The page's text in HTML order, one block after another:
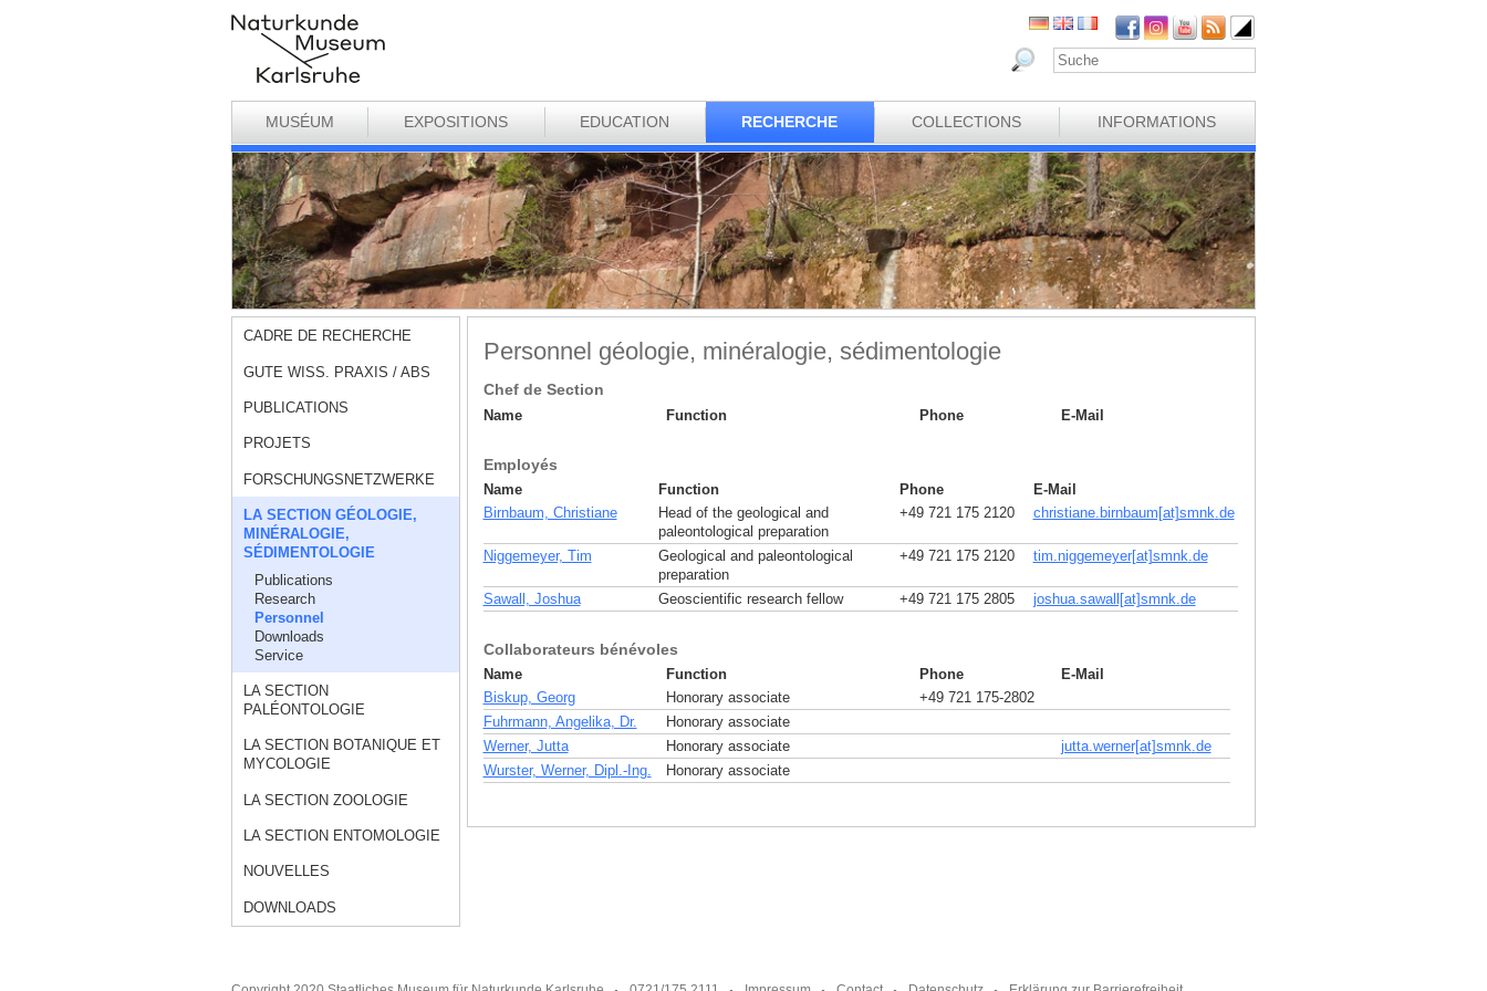
MUSÉUM EXPOSITIONS EDUCATION RECHERCHE COLLECTIONS INFORMATIONS
CADRE DE RECHERCHE
GUTE WISS. PRAXIS / ABS
PUBLICATIONS
PROJETS
FORSCHUNGSNETZWERKE
LA SECTION GÉOLOGIE,
MINÉRALOGIE,
SÉDIMENTOLOGIE
Publications
Research
Personnel
Downloads
Service
LA SECTION
PALÉONTOLOGIE
LA SECTION BOTANIQUE ET
MYCOLOGIE
LA SECTION ZOOLOGIE
LA SECTION ENTOMOLOGIE
NOUVELLES
DOWNLOADS
Personnel géologie, minéralogie, sédimentologie
Chef de Section
Name Function Phone E-Mail
Employés
Name Function Phone
E-Mail
Birnbaum, Christiane
Head of the geological and
paleontological preparation
+49 721 175 2120 christiane.birnbaum[at]smnk de
Niggemeyer, Tim
Geological and paleontological
preparation
+49 721 175 2120 tim.niggemeyer[at]smnk de
Sawall, Joshua Geoscientific research fellow +49 721 175 2805 joshua.sawall[at]smnk de
Collaborateurs bénévoles
Name Function Phone
E-Mail
Biskup, Georg
Honorary associate
+49 721 175-2802
Fuhrmann, Angelika, Dr.
Honorary associate
Werner, Jutta
Honorary associate jutta.werner[at]smnk.de
Wurster, Werner, Dipl.-Ing.
Honorary associate